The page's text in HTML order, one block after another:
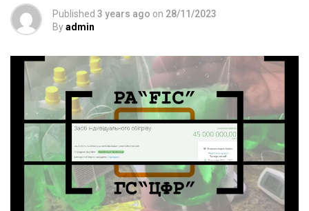
Published 3 years ago on 28/11/2023
Byadmin